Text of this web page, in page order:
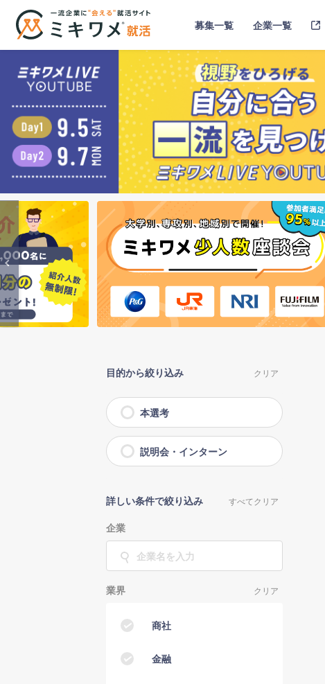
募集一覧 企業一覧
目的から絞り込み クリア
本選考
説明会・インターン
詳しい条件で絞り込み すべてクリア
企業
業界 クリア
商社
金融